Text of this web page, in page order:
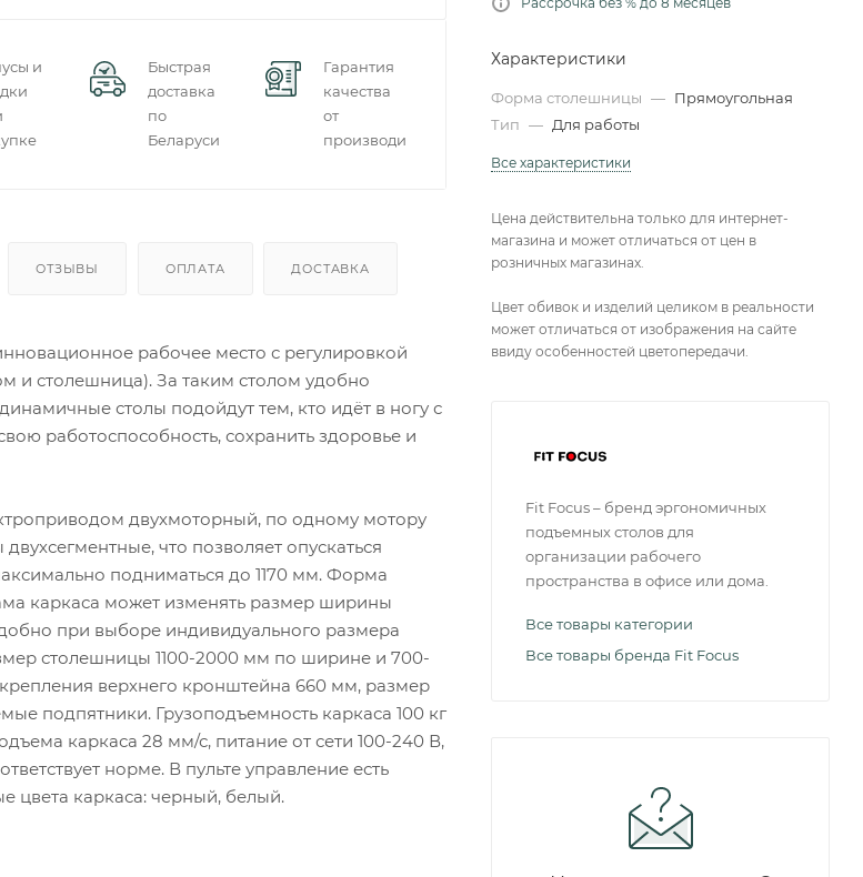
и
Быстрая
доставка
по
Беларуси
Гарантия
качества
от
производителей
ОТЗЫВЫ ОПЛАТА ДОСТАВКА
рабочее место с регулировкой
и столешница). За таким столом удобно
столы подойдут тем, кто идёт в ногу с
работоспособность, сохранить здоровье и
двухмоторный, по одному мотору
что позволяет опускаться
подниматься до 1170 мм. Форма
каркаса может изменять размер ширины
при выборе индивидуального размера
столешницы 1100-2000 мм по ширине и 700-
верхнего кронштейна 660 мм, размер
подпятники. Грузоподъемность каркаса 100 кг
каркаса 28 мм/с, питание от сети 100-240 В,
норме. В пульте управление есть
цвета каркаса: черный, белый.
Характеристики
Форма столешницы — Прямоугольная
Тип — Для работы
Все характеристики
Цена действительна только для интернет-
магазина и может отличаться от цен в
розничных магазинах.
Цвет обивок и изделий целиком в реальности
может отличаться от изображения на сайте
ввиду особенностей цветопередачи.
Fit Focus – бренд эргономичных
подъемных столов для
организации рабочего
пространства в офисе или дома.
Все товары категории
Все товары бренда Fit Focus